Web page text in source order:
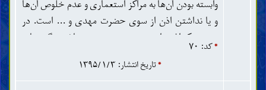
وابسته بودن آن‌ها به مراکز استعماری و عدم خلوص آن‌ها
و یا نداشتن اذن از سوی حضرت مهدی و ... است. در
صورتی که اذنی از سوی حضرت مهدی نباشد چگونه باید
به حقانیت یک جنبش پی برد؟ در درگیری بین طرفداران *کد: ۷۰
*تاریخ انتشار: ۱۳۹۵/۱/۳